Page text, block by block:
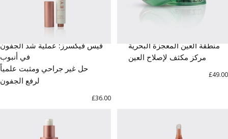
منطقة العين المعجزة البحرية
مركز مكثف لإصلاح العين
£49.00
فيس فيكسرز: عملية شد الجفون
في أنبوب
حل غير جراحي ومثبت علمياً
لرفع الجفون
£36.00